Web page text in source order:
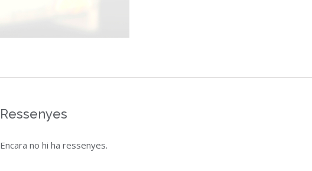
Ressenyes
Encara no hi ha ressenyes.